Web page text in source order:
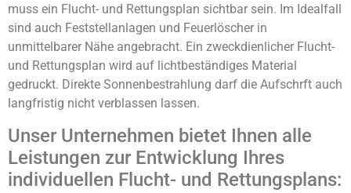
muss ein Flucht- und Rettungsplan sichtbar sein. Im Idealfall
sind auch Feststellanlagen und Feuerlöscher in
unmittelbarer Nähe angebracht. Ein zweckdienlicher Flucht-
und Rettungsplan wird auf lichtbeständiges Material
gedruckt. Direkte Sonnenbestrahlung darf die Aufschrft auch
langfristig nicht verblassen lassen.
Unser Unternehmen bietet Ihnen alle
Leistungen zur Entwicklung Ihres
individuellen Flucht- und Rettungsplans: